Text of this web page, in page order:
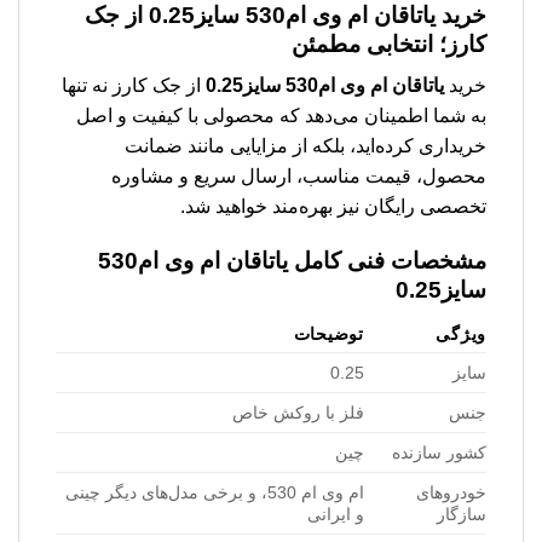
خرید یاتاقان ام وی ام530 سایز0.25
از جک
کارز؛ انتخابی مطمئن
خرید یاتاقان ام وی ام530 سایز0.25
از جک کارز نه تنها
به شما اطمینان می‌دهد که محصولی با کیفیت و اصل
خریداری کرده‌اید، بلکه از مزایایی مانند ضمانت
محصول، قیمت مناسب، ارسال سریع و مشاوره
تخصصی رایگان نیز بهره‌مند خواهید شد.
مشخصات فنی کامل
یاتاقان ام وی ام530
سایز0.25
ویژگی
توضیحات
سایز
0.25
جنس فلز با روکش خاص
کشور سازنده چین
خودروهای
سازگار
ام وی ام 530، و برخی مدل‌های دیگر چینی
و ایرانی